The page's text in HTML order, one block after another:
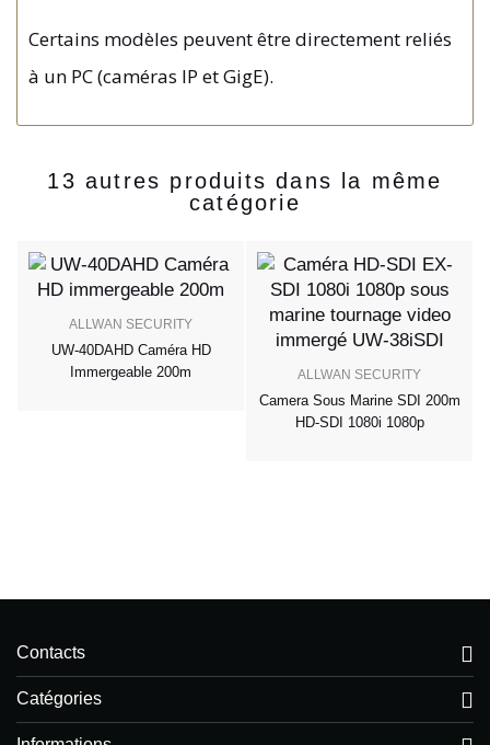
Certains modèles peuvent être directement reliés
à un PC (caméras IP et GigE).
13 autres produits dans la même
catégorie
ALLWAN SECURITY
UW-40DAHD Caméra HD
Immergeable 200m
ALLWAN SECURITY
Camera Sous Marine SDI 200m
HD-SDI 1080i 1080p
Contacts
Catégories